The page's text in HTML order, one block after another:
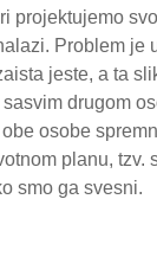
projektujemo
Problem je
jeste, a ta
drugom
osobe
planu, tzv.
smo ga svesni.